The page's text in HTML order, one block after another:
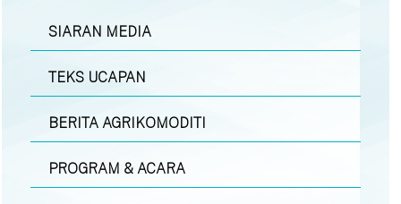
SIARAN MEDIA
TEKS UCAPAN
BERITA AGRIKOMODITI
PROGRAM & ACARA